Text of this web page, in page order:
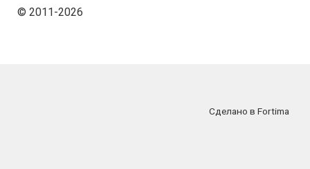
© 2011-2026
Сделано в Fortima